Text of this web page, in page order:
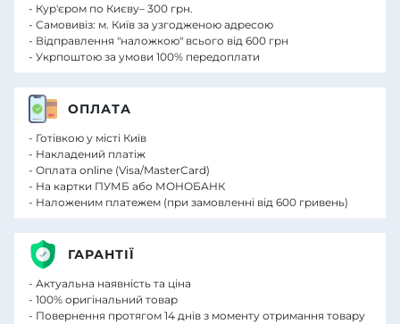
- Кур'єром по Києву– 300 грн.
- Самовивіз: м. Київ за узгодженою адресою
- Відправлення "наложкою" всього від 600 грн
- Укрпоштою за умови 100% передоплати
ОПЛАТА
- Готівкою у місті Київ
- Накладений платіж
- Оплата online (Visa/MasterCard)
- На картки ПУМБ або МОНОБАНК
- Наложеним платежем (при замовленні від 600 гривень)
ГАРАНТІЇ
- Актуальна наявність та ціна
- 100% оригінальний товар
- Повернення протягом 14 днів з моменту отримання товару